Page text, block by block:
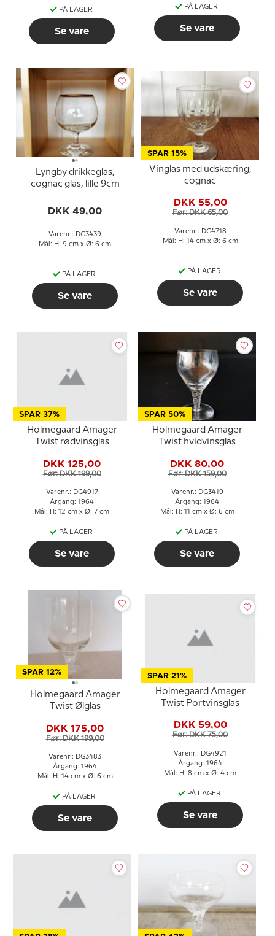
PÅ LAGER
Se vare
PÅ LAGER
Se vare
Lyngby drikkeglas,
cognac glas, lille 9cm
DKK 49,00
Varenr.: DG3439
Mål: H: 9 cm x Ø: 6 cm
PÅ LAGER
Se vare
SPAR 15%
Vinglas med udskæring,
cognac
DKK 55,00
Før: DKK 65,00
Varenr.: DG4718
Mål: H: 14 cm x Ø: 6 cm
PÅ LAGER
Se vare
SPAR 37%
Holmegaard Amager
Twist rødvinsglas
DKK 125,00
Før: DKK 199,00
Varenr.: DG4917
Årgang: 1964
Mål: H: 12 cm x Ø: 7 cm
PÅ LAGER
Se vare
SPAR 50%
Holmegaard Amager
Twist hvidvinsglas
DKK 80,00
Før: DKK 159,00
Varenr.: DG3419
Årgang: 1964
Mål: H: 11 cm x Ø: 6 cm
PÅ LAGER
Se vare
SPAR 12%
Holmegaard Amager
Twist Ølglas
DKK 175,00
Før: DKK 199,00
Varenr.: DG3483
Årgang: 1964
Mål: H: 14 cm x Ø: 6 cm
PÅ LAGER
Se vare
SPAR 21%
Holmegaard Amager
Twist Portvinsglas
DKK 59,00
Før: DKK 75,00
Varenr.: DG4921
Årgang: 1964
Mål: H: 8 cm x Ø: 4 cm
PÅ LAGER
Se vare